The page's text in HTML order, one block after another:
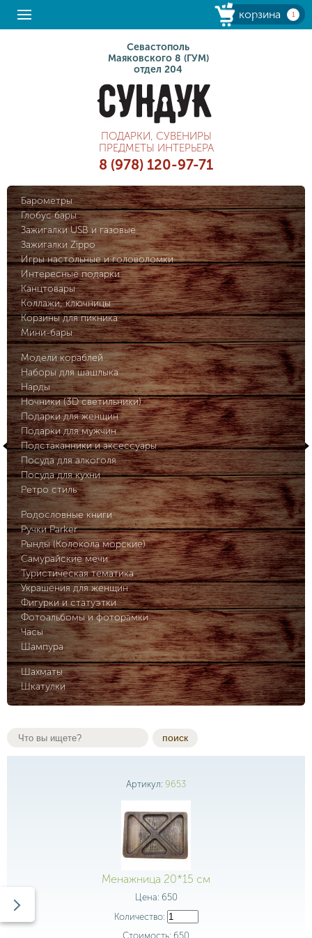
корзина 1
Севастополь
Маяковского 8 (ГУМ)
отдел 204
ПОДАРКИ, СУВЕНИРЫ
ПРЕДМЕТЫ ИНТЕРЬЕРА
8 (978) 120-97-71
Барометры
Глобус бары
Зажигалки USB и газовые
Зажигалки Zippo
Игры настольные и головоломки
Интересные подарки
Канцтовары
Коллажи, ключницы
Корзины для пикника
Мини-бары
Модели кораблей
Наборы для шашлыка
Нарды
Ночники (3D светильники)
Подарки для женщин
Подарки для мужчин
Подстаканники и аксессуары
Посуда для алкоголя
Посуда для кухни
Ретро стиль
Родословные книги
Ручки Parker
Рынды (Колокола морские)
Самурайские мечи
Туристическая тематика
Украшения для женщин
Фигурки и статуэтки
Фотоальбомы и фоторамки
Часы
Шампура
Шахматы
Шкатулки
поиск
Артикул: 9653
Менажница 20*15 см
Цена: 650
Количество:
Стоимость: 650